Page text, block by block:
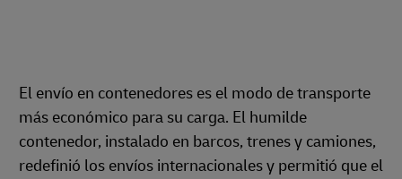
El envío en contenedores es el modo de transporte
más económico para su carga. El humilde
contenedor, instalado en barcos, trenes y camiones,
redefinió los envíos internacionales y permitió que el